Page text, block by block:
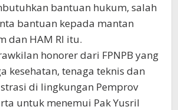
bantuan hukum, salah
bantuan kepada mantan
dan HAM RI itu.
honorer dari FPNPB yang
kesehatan, tenaga teknis dan
di lingkungan Pemprov
untuk menemui Pak Yusril